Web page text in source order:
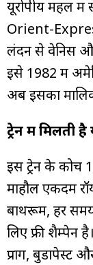
यूरोपीय महल
Orient-
लंदन से वेनिस
इसे 1982 में
अब इसका
ट्रेन में मिलती
इस ट्रेन के
माहौल एकदम
बाथरूम, हर
लिए फ्री शैम्पेन
प्राग, बुडापेस्ट